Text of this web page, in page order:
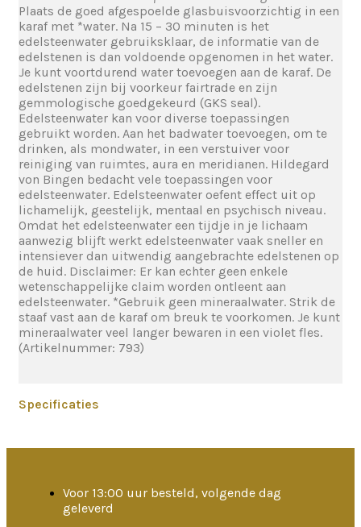
Plaats de goed afgespoelde glasbuisvoorzichtig in een
karaf met *water. Na 15 – 30 minuten is het
edelsteenwater gebruiksklaar, de informatie van de
edelstenen is dan voldoende opgenomen in het water.
Je kunt voortdurend water toevoegen aan de karaf. De
edelstenen zijn bij voorkeur fairtrade en zijn
gemmologische goedgekeurd (GKS seal).
Edelsteenwater kan voor diverse toepassingen
gebruikt worden. Aan het badwater toevoegen, om te
drinken, als mondwater, in een verstuiver voor
reiniging van ruimtes, aura en meridianen. Hildegard
von Bingen bedacht vele toepassingen voor
edelsteenwater. Edelsteenwater oefent effect uit op
lichamelijk, geestelijk, mentaal en psychisch niveau.
Omdat het edelsteenwater een tijdje in je lichaam
aanwezig blijft werkt edelsteenwater vaak sneller en
intensiever dan uitwendig aangebrachte edelstenen op
de huid. Disclaimer: Er kan echter geen enkele
wetenschappelijke claim worden ontleent aan
edelsteenwater. *Gebruik geen mineraalwater. Strik de
staaf vast aan de karaf om breuk te voorkomen. Je kunt
mineraalwater veel langer bewaren in een violet fles.
(Artikelnummer: 793)
Specificaties
Voor 13:00 uur besteld, volgende dag
geleverd